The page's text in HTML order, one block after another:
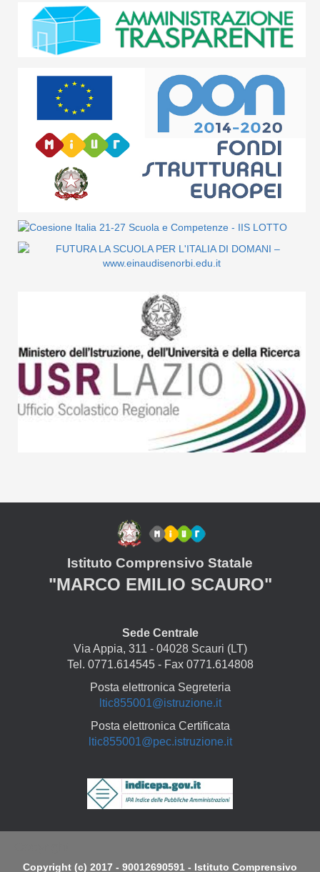
Istituto Comprensivo Statale
"MARCO EMILIO SCAURO"
Sede Centrale
Via Appia, 311 - 04028 Scauri (LT)
Tel. 0771.614545 - Fax 0771.614808
Posta elettronica Segreteria
ltic855001@istruzione.it
Posta elettronica Certificata
ltic855001@pec.istruzione.it
Copyright (c) 2017 - 90012690591 - Istituto Comprensivo